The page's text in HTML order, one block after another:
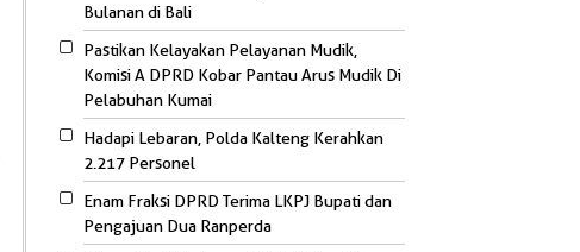
Bulanan di Bali
Pastikan Kelayakan Pelayanan Mudik,
Komisi A DPRD Kobar Pantau Arus Mudik Di
Pelabuhan Kumai
Hadapi Lebaran, Polda Kalteng Kerahkan
2.217 Personel
Enam Fraksi DPRD Terima LKPJ Bupati dan
Pengajuan Dua Ranperda